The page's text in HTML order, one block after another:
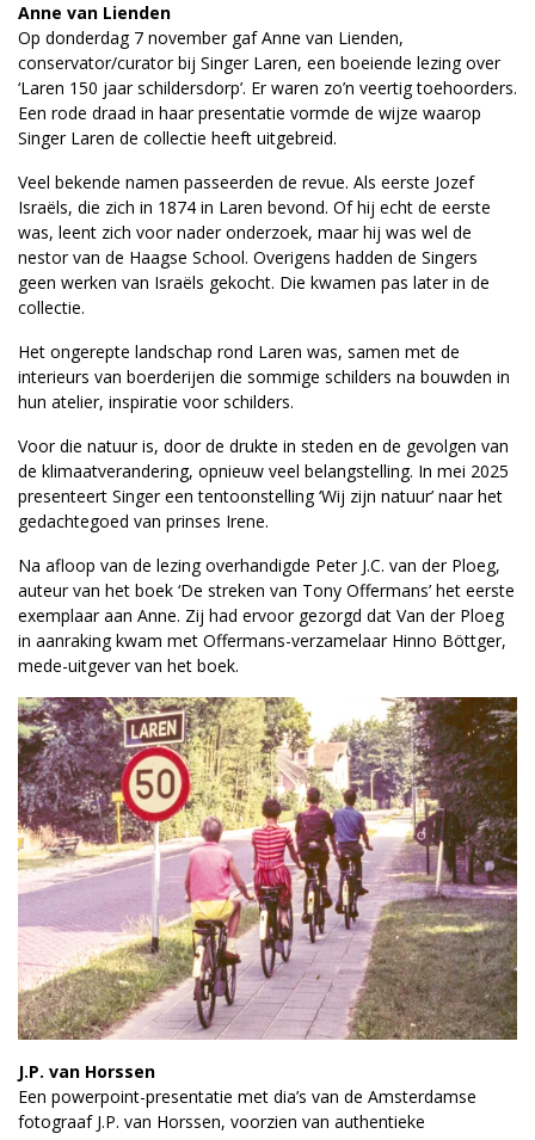
Anne van Lienden
Op donderdag 7 november gaf Anne van Lienden,
conservator/curator bij Singer Laren, een boeiende lezing over
‘Laren 150 jaar schildersdorp’. Er waren zo’n veertig toehoorders.
Een rode draad in haar presentatie vormde de wijze waarop
Singer Laren de collectie heeft uitgebreid.
Veel bekende namen passeerden de revue. Als eerste Jozef
Israëls, die zich in 1874 in Laren bevond. Of hij echt de eerste
was, leent zich voor nader onderzoek, maar hij was wel de
nestor van de Haagse School. Overigens hadden de Singers
geen werken van Israëls gekocht. Die kwamen pas later in de
collectie.
Het ongerepte landschap rond Laren was, samen met de
interieurs van boerderijen die sommige schilders na bouwden in
hun atelier, inspiratie voor schilders.
Voor die natuur is, door de drukte in steden en de gevolgen van
de klimaatverandering, opnieuw veel belangstelling. In mei 2025
presenteert Singer een tentoonstelling ‘Wij zijn natuur’ naar het
gedachtegoed van prinses Irene.
Na afloop van de lezing overhandigde Peter J.C. van der Ploeg,
auteur van het boek ‘De streken van Tony Offermans’ het eerste
exemplaar aan Anne. Zij had ervoor gezorgd dat Van der Ploeg
in aanraking kwam met Offermans-verzamelaar Hinno Böttger,
mede-uitgever van het boek.
J.P. van Horssen
Een powerpoint-presentatie met dia’s van de Amsterdamse
fotograaf J.P. van Horssen, voorzien van authentieke